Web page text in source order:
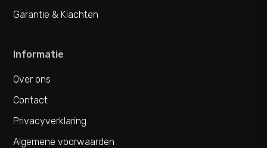
Garantie & Klachten
Informatie
Over ons
Contact
Privacyverklaring
Algemene voorwaarden